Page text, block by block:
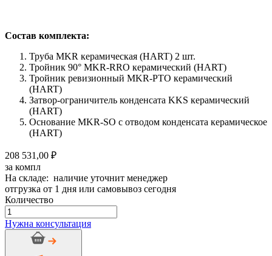
Состав комплекта:
Труба MKR керамическая (HART) 2 шт.
Тройник 90° MKR-RRO керамический (HART)
Тройник ревизионный MKR-PTO керамический
(HART)
Затвор-ограничитель конденсата KKS керамический
(HART)
Основание MKR-SO с отводом конденсата керамическое
(HART)
208 531,00 ₽
за компл
На складе: наличие уточнит менеджер
отгрузка от 1 дня или самовывоз сегодня
Количество
Количество
товара
Дымоход
керамический
Нужна консультация